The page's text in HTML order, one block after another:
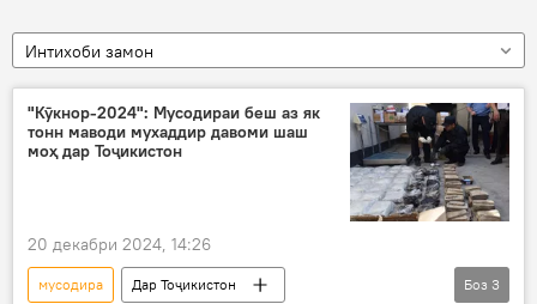
Интихоби замон
"Кӯкнор-2024": Мусодираи беш аз як
тонн маводи мухаддир давоми шаш
моҳ дар Тоҷикистон
20 декабри 2024, 14:26
мусодира
Дар Тоҷикистон
Боз 3